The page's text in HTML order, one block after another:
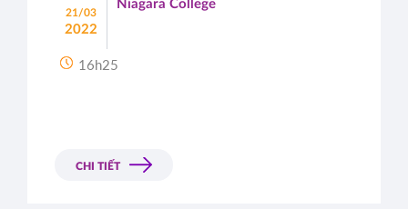
21/03
2022
Niagara College
16h25
CHI TIẾT